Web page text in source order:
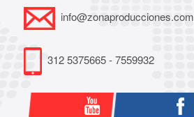
info@zonaproducciones.com
312 5375665 - 7559932